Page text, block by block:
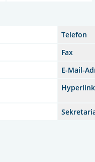
Telefon
Fax
E-Mail-
Hyperlink